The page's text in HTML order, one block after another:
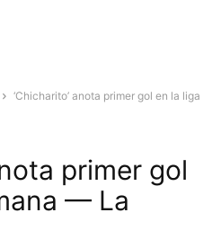
‘Chicharito’ anota primer gol en la liga
primer gol
— La